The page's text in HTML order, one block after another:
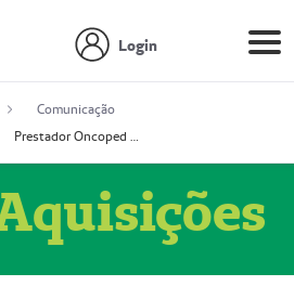
Login
Comunicação
Prestador Oncoped Serviços Médicos (51004335-0)